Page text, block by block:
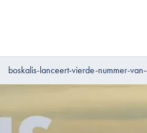
boskalis-lanceert-vierde-nummer-